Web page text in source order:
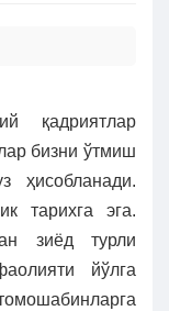
қадриятлар
бизни ўтмиш
ҳисобланади.
тарихга эга.
зиёд турли
йўлга